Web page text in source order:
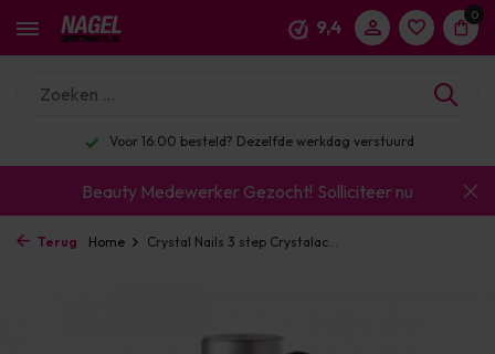
9,4
0
Voor 16:00 besteld? Dezelfde werkdag verstuurd
Beauty Medewerker Gezocht! Solliciteer nu
Terug Home Crystal Nails 3 step Crystalac...